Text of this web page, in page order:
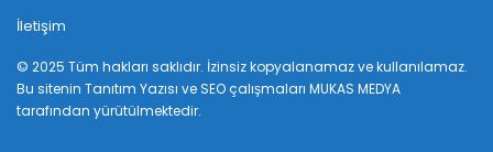
İletişim
© 2025 Tüm hakları saklıdır. İzinsiz kopyalanamaz ve kullanılamaz.
Bu sitenin Tanıtım Yazısı ve SEO çalışmaları MUKAS MEDYA
tarafından yürütülmektedir.